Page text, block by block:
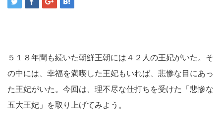
５１８年間も続いた朝鮮王朝には４２人の王妃がいた。そ
の中には、幸福を満喫した王妃もいれば、悲惨な目にあっ
た王妃がいた。今回は、理不尽な仕打ちを受けた「悲惨な
五大王妃」を取り上げてみよう。